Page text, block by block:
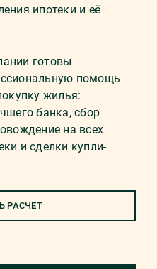
ипотеки и её
готовы
помощь
жилья:
банка, сбор
на всех
и сделки купли-
РАСЧЕТ